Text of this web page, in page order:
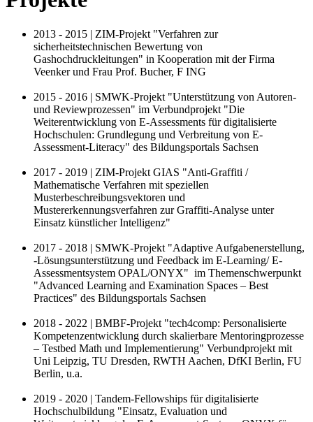
2013 - 2015 | ZIM-Projekt "Verfahren zur
sicherheitstechnischen Bewertung von
Gashochdruckleitungen" in Kooperation mit der Firma
Veenker und Frau Prof. Bucher, F ING
2015 - 2016 | SMWK-Projekt "Unterstützung von Autoren-
und Reviewprozessen" im Verbundprojekt "Die
Weiterentwicklung von E-Assessments für digitalisierte
Hochschulen: Grundlegung und Verbreitung von E-
Assessment-Literacy" des Bildungsportals Sachsen
2017 - 2019 | ZIM-Projekt GIAS "Anti-Graffiti /
Mathematische Verfahren mit speziellen
Musterbeschreibungsvektoren und
Mustererkennungsverfahren zur Graffiti-Analyse unter
Einsatz künstlicher Intelligenz"
2017 - 2018 | SMWK-Projekt "Adaptive Aufgabenerstellung,
-Lösungsunterstützung und Feedback im E-Learning/ E-
Assessmentsystem OPAL/ONYX" im Themenschwerpunkt
"Advanced Learning and Examination Spaces – Best
Practices" des Bildungsportals Sachsen
2018 - 2022 | BMBF-Projekt "tech4comp: Personalisierte
Kompetenzentwicklung durch skalierbare Mentoringprozesse
– Testbed Math und Implementierung" Verbundprojekt mit
Uni Leipzig, TU Dresden, RWTH Aachen, DfKI Berlin, FU
Berlin, u.a.
2019 - 2020 | Tandem-Fellowships für digitalisierte
Hochschulbildung "Einsatz, Evaluation und